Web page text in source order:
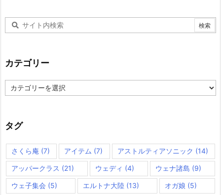
カテゴリー
テ
ー
タグ
さくら庵 (7) アイテム (7) アストルティアソニック (14)
アッパークラス (21) ウェディ (4) ウェナ諸島 (9)
ウェ子集会 (5) エルトナ大陸 (13) オガ娘 (5)